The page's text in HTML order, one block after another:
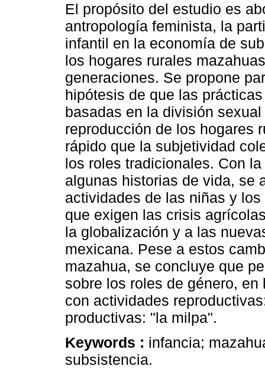
El propósito del estudio es
antropología feminista, la
infantil en la economía de
los hogares rurales
generaciones. Se propone
hipótesis de que las
basadas en la división
reproducción de los hogares
rápido que la subjetividad
los roles tradicionales. Con
algunas historias de vida, se
actividades de las niñas y
que exigen las crisis
la globalización y a las
mexicana. Pese a estos
mazahua, se concluye que
sobre los roles de género,
con actividades
productivas: "la milpa".
Keywords : infancia;
subsistencia.